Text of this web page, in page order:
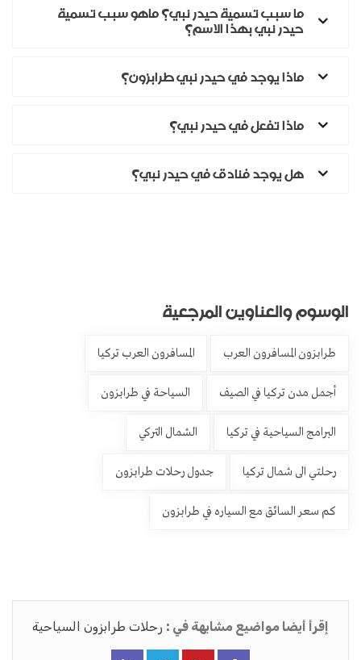
ما سبب تسمية حيدر نبي؟ ماهو سبب تسمية
حيدر نبي بهذا الاسم؟
ماذا يوجد في حيدر نبي طرابزون؟
ماذا تفعل في حيدر نبي؟
هل يوجد فنادق في حيدر نبي؟
الوسوم والعناوين المرجعية
طرابزون المسافرون العرب المسافرون العرب تركيا
أجمل مدن تركيا في الصيف السياحة في طرابزون
البرامج السياحية في تركيا الشمال التركي
رحلتي الى شمال تركيا جدول رحلات طرابزون
كم سعر السائق مع السياره في طرابزون
إقرأ أيضا مواضيع مشابهة في : رحلات طرابزون السياحية